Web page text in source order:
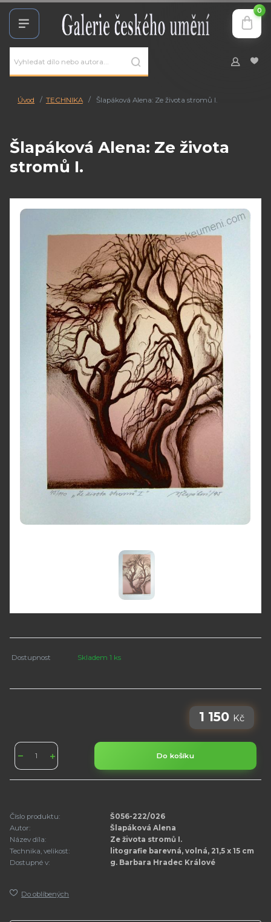
0
Úvod TECHNIKA Šlapáková Alena: Ze života stromů I.
Šlapáková Alena: Ze života
stromů I.
Dostupnost Skladem 1 ks
1 150 Kč
Do košíku
Číslo produktu:
Š056-222/026
Autor:
Šlapáková Alena
Název díla:
Ze života stromů I.
Technika, velikost:
litografie barevná, volná, 21,5 x 15 cm
Dostupné v:
g. Barbara Hradec Králové
Do oblíbených